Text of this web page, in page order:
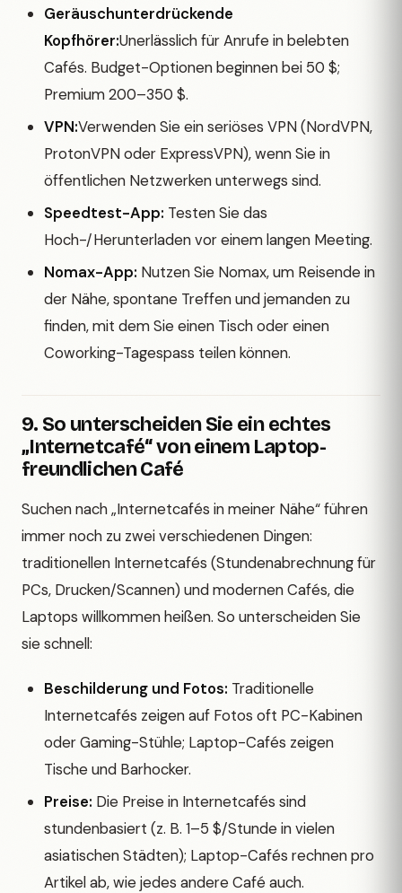
Geräuschunterdrückende
Kopfhörer:Unerlässlich für Anrufe in belebten
Cafés. Budget-Optionen beginnen bei 50 $;
Premium 200–350 $.
VPN:Verwenden Sie ein seriöses VPN (NordVPN,
ProtonVPN oder ExpressVPN), wenn Sie in
öffentlichen Netzwerken unterwegs sind.
Speedtest-App: Testen Sie das
Hoch-/Herunterladen vor einem langen Meeting.
Nomax-App: Nutzen Sie Nomax, um Reisende in
der Nähe, spontane Treffen und jemanden zu
finden, mit dem Sie einen Tisch oder einen
Coworking-Tagespass teilen können.
9. So unterscheiden Sie ein echtes
„Internetcafé“ von einem Laptop-
freundlichen Café
Suchen nach „Internetcafés in meiner Nähe“ führen
immer noch zu zwei verschiedenen Dingen:
traditionellen Internetcafés (Stundenabrechnung für
PCs, Drucken/Scannen) und modernen Cafés, die
Laptops willkommen heißen. So unterscheiden Sie
sie schnell:
Beschilderung und Fotos: Traditionelle
Internetcafés zeigen auf Fotos oft PC-Kabinen
oder Gaming-Stühle; Laptop-Cafés zeigen
Tische und Barhocker.
Preise: Die Preise in Internetcafés sind
stundenbasiert (z. B. 1–5 $/Stunde in vielen
asiatischen Städten); Laptop-Cafés rechnen pro
Artikel ab, wie jedes andere Café auch.